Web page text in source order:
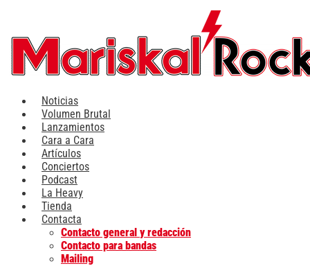
contenido
Noticias
Volumen Brutal
Lanzamientos
Cara a Cara
Artículos
Conciertos
Podcast
La Heavy
Tienda
Contacta
Contacto general y redacción
Contacto para bandas
Mailing